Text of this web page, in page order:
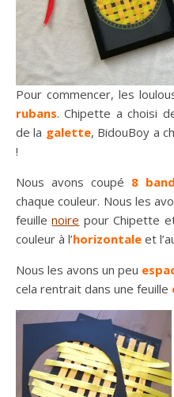
Pour commencer, les
rubans. Chipette a choisi
de la galette, BidouBoy a
!
Nous avons coupé 8
chaque couleur. Nous les
feuillenoire pour Chipette
couleur à l’horizontale et
Nous les avons un peu
cela rentrait dans une feuille